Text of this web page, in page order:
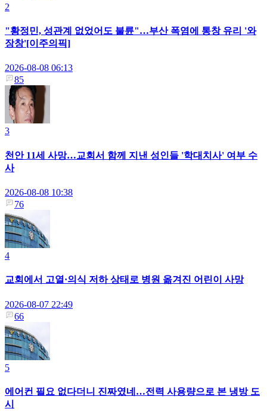
2
"황정민, 성관계 없었어도 불륜"…부산 폭염에 통창 유리 '와
장창'[이주의픽]
2026-08-08 06:13
85
3
천안 11세 사망…교회서 함께 지낸 성인들 '학대치사' 여부 수
사
2026-08-08 10:38
76
4
교회에서 고열·의식 저하 상태로 병원 옮겨진 어린이 사망
2026-08-07 22:49
66
5
에어컨 필요 없다더니 진짜였네…전력 사용량으로 본 냉방 도
시